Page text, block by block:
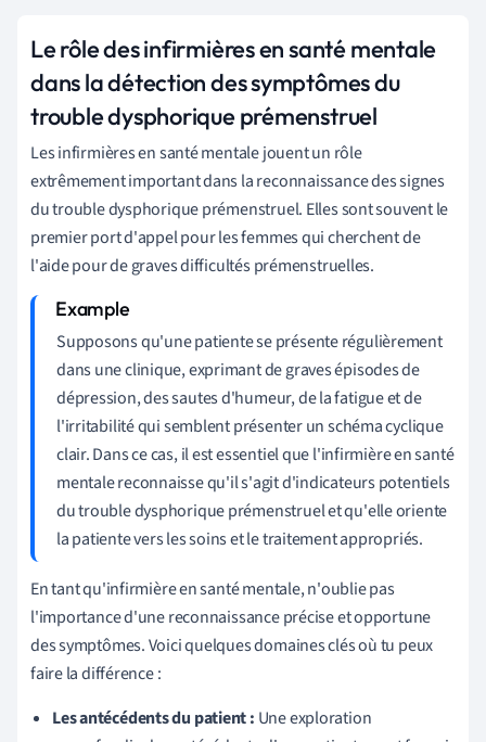
Le rôle des infirmières en santé mentale
dans la détection des symptômes du
trouble dysphorique prémenstruel
Les infirmières en santé mentale jouent un rôle
extrêmement important dans la reconnaissance des signes
du trouble dysphorique prémenstruel. Elles sont souvent le
premier port d'appel pour les femmes qui cherchent de
l'aide pour de graves difficultés prémenstruelles.
Supposons qu'une patiente se présente régulièrement
dans une clinique, exprimant de graves épisodes de
dépression, des sautes d'humeur, de la fatigue et de
l'irritabilité qui semblent présenter un schéma cyclique
clair. Dans ce cas, il est essentiel que l'infirmière en santé
mentale reconnaisse qu'il s'agit d'indicateurs potentiels
du trouble dysphorique prémenstruel et qu'elle oriente
la patiente vers les soins et le traitement appropriés.
En tant qu'infirmière en santé mentale, n'oublie pas
l'importance d'une reconnaissance précise et opportune
des symptômes. Voici quelques domaines clés où tu peux
faire la différence :
Les antécédents du patient : Une exploration